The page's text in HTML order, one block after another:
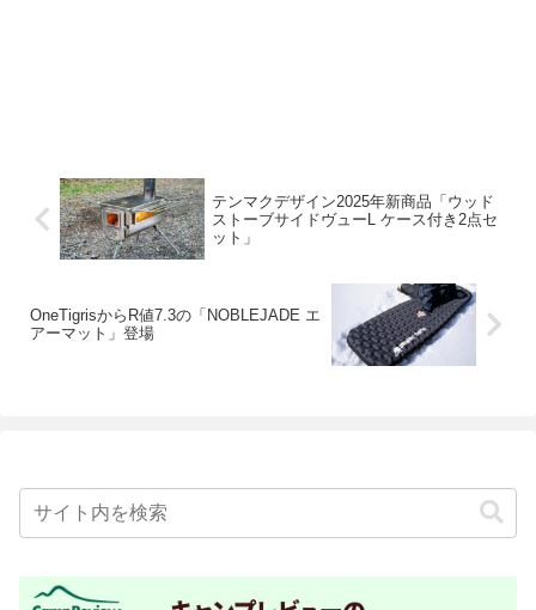
テンマクデザイン2025年新商品「ウッド
ストーブサイドヴューL ケース付き2点セ
ット」
OneTigrisからR値7.3の「NOBLEJADE エ
アーマット」登場